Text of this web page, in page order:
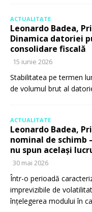
ACTUALITATE
Leonardo Badea,
Dinamica datoriei
consolidare fiscală
15 iunie 2026
Stabilitatea pe termen
de volumul brut al
ACTUALITATE
Leonardo Badea,
nominal de schimb
nu spun același
30 mai 2026
Într-o perioadă
imprevizibile de
înțelegerea modului în